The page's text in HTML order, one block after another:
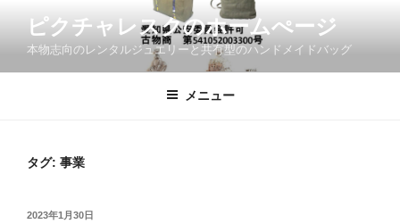
ン
ピクチャレスクのホームぺージ
本物志向のレンタルジュエリーと共有型のハンドメイドバッグ
メニュー
タグ: 事業
投
2023年1月30日